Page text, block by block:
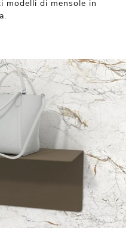
modelli di mensole in